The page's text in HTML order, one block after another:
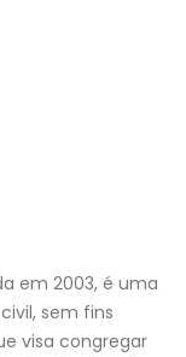
em 2003, é uma
sem fins
visa congregar